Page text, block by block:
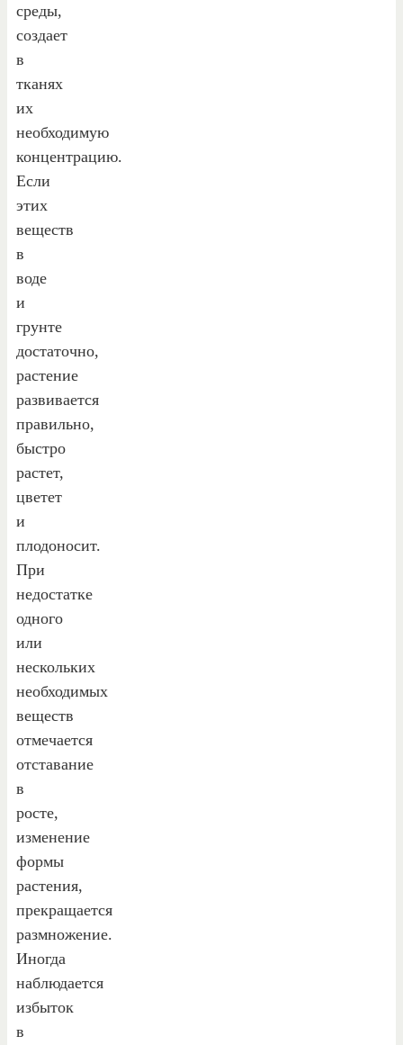
среды,
создает
в
тканях
их
необходимую
концентрацию.
Если
этих
веществ
в
воде
и
грунте
достаточно,
растение
развивается
правильно,
быстро
растет,
цветет
и
плодоносит.
При
недостатке
одного
или
нескольких
необходимых
веществ
отмечается
отставание
в
росте,
изменение
формы
растения,
прекращается
размножение.
Иногда
наблюдается
избыток
в